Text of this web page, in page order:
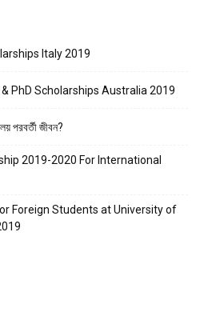
Italy 2019
PhD Scholarships Australia 2019
পরবর্তী জীবন?
2019-2020 For International
Foreign Students at University of